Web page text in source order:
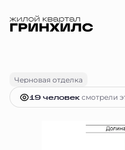
2-комнатная52.6 м
Черновая отделка
19 человексмотрели